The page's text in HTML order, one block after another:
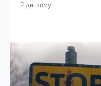
2 дні тому